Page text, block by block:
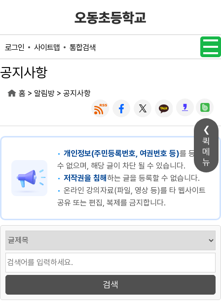
퀵
메
뉴
로그인 사이트맵 통합검색
공지사항
홈 > 알림방 > 공지사항
개인정보(주민등록번호, 여권번호 등)를 등록할
수 없으며, 해당 글이 차단 될 수 있습니다.
저작권을 침해하는 글을 등록할 수 없습니다.
온라인 강의자료(파일, 영상 등)를 타 웹사이트
공유 또는 편집, 복제를 금지합니다.